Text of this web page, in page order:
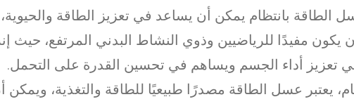
الطاقة بانتظام يمكن أن يساعد في تعزيز الطاقة والحيوية،
يكون مفيدًا للرياضيين وذوي النشاط البدني المرتفع، حيث
تعزيز أداء الجسم ويساهم في تحسين القدرة على التحمل.
يعتبر عسل الطاقة مصدرًا طبيعيًا للطاقة والتغذية، ويمكن